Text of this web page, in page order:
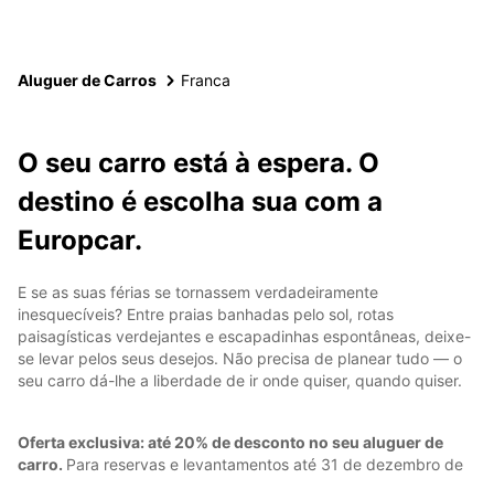
Aluguer de Carros Franca
O seu carro está à espera. O
destino é escolha sua com a
Europcar.
E se as suas férias se tornassem verdadeiramente
inesquecíveis? Entre praias banhadas pelo sol, rotas
paisagísticas verdejantes e escapadinhas espontâneas, deixe-
se levar pelos seus desejos. Não precisa de planear tudo — o
seu carro dá-lhe a liberdade de ir onde quiser, quando quiser.
Oferta exclusiva: até 20% de desconto no seu aluguer de
carro. Para reservas e levantamentos até 31 de dezembro de